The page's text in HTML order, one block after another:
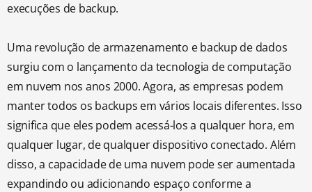
execuções de backup.
Uma revolução de armazenamento e backup de dados
surgiu com o lançamento da tecnologia de computação
em nuvem nos anos 2000. Agora, as empresas podem
manter todos os backups em vários locais diferentes. Isso
significa que eles podem acessá-los a qualquer hora, em
qualquer lugar, de qualquer dispositivo conectado. Além
disso, a capacidade de uma nuvem pode ser aumentada
expandindo ou adicionando espaço conforme a